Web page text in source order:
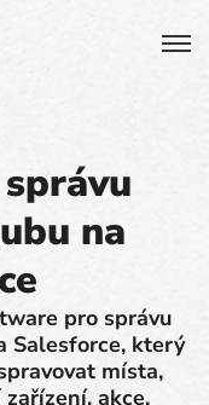
na
pro správu
Salesforce, který
místa,
akce,